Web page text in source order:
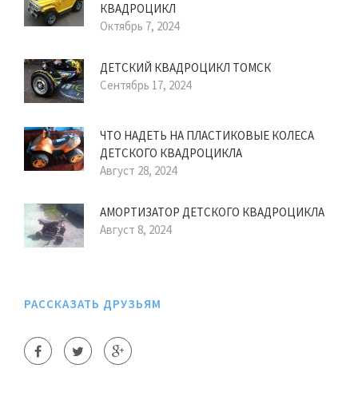
КВАДРОЦИКЛ
Октябрь 7, 2024
ДЕТСКИЙ КВАДРОЦИКЛ ТОМСК
Сентябрь 17, 2024
ЧТО НАДЕТЬ НА ПЛАСТИКОВЫЕ КОЛЕСА
ДЕТСКОГО КВАДРОЦИКЛА
Август 28, 2024
АМОРТИЗАТОР ДЕТСКОГО КВАДРОЦИКЛА
Август 8, 2024
РАССКАЗАТЬ ДРУЗЬЯМ